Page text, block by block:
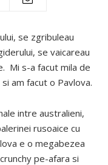
se zgribuleau
se vaicareau
Mi s-a facut mila de
am facut o Pavlova.
intre australieni,
rusoaice cu
e o megabezea
pe-afara si